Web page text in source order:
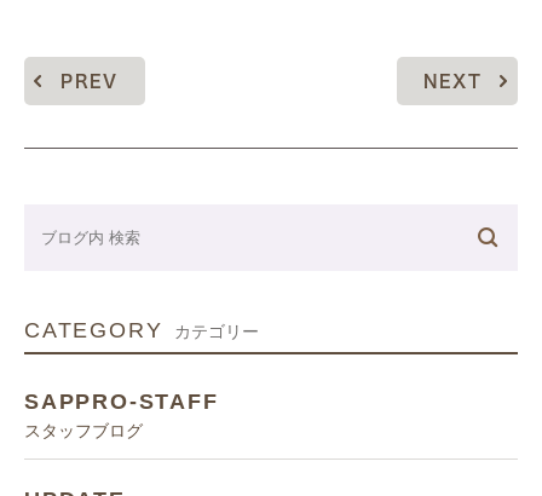
PREV NEXT
CATEGORY カテゴリー
SAPPRO-STAFF
スタッフブログ